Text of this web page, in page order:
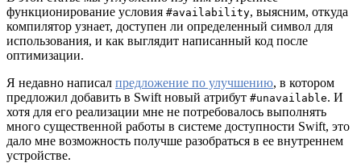
функционирование условия #availability, выясним, откуда
компилятор узнает, доступен ли определенный символ для
использования, и как выглядит написанный код после
оптимизации.
Я недавно написал предложение по улучшению, в котором
предложил добавить в Swift новый атрибут #unavailable. И
хотя для его реализации мне не потребовалось выполнять
много существенной работы в системе доступности Swift, это
дало мне возможность получше разобраться в ее внутреннем
устройстве.